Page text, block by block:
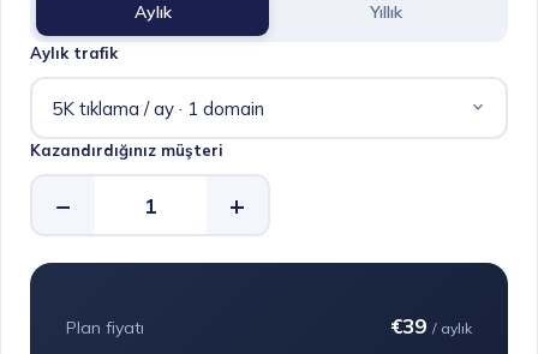
Aylık Yıllık
Aylık trafik
Kazandırdığınız müşteri
− +
Plan fiyatı €39 / aylık